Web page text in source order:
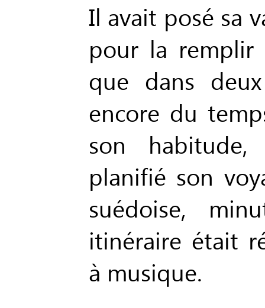
Il avait posé sa
pour la
que dans
encore du
son
planifié son
suédoise,
itinéraire était
à musique.